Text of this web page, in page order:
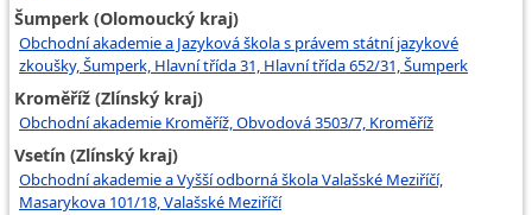
Šumperk (Olomoucký kraj)
Obchodní akademie a Jazyková škola s právem státní jazykové
zkoušky, Šumperk, Hlavní třída 31, Hlavní třída 652/31, Šumperk
Kroměříž (Zlínský kraj)
Obchodní akademie Kroměříž, Obvodová 3503/7, Kroměříž
Vsetín (Zlínský kraj)
Obchodní akademie a Vyšší odborná škola Valašské Meziříčí,
Masarykova 101/18, Valašské Meziříčí